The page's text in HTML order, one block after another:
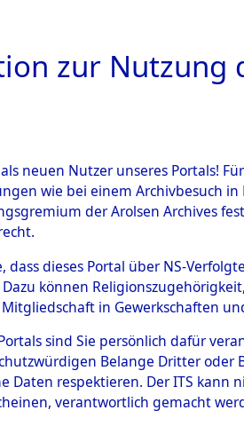
0001
zur Nutzung
neuen Nutzer unseres Portals!
wie bei einem Archivbesuch
der Arolsen Archives
dass dieses Portal über NS-
können
in Gewerkschaften
sind Sie persönlich dafür
Belange Dritter
Daten respektieren. Der ITS
verantwortlich gemacht